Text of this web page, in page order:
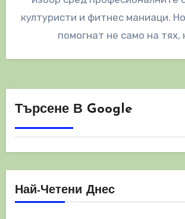
културисти и фитнес маниаци.
помогнат не само на тях,
Търсене В Google
Най-Четени Днес